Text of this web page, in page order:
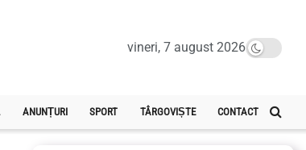
vineri, 7 august 2026
ANUNȚURI SPORT TÂRGOVIȘTE CONTACT